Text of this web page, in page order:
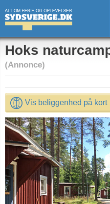
Hoks
(Annonce)
Vis beliggenhed på kort